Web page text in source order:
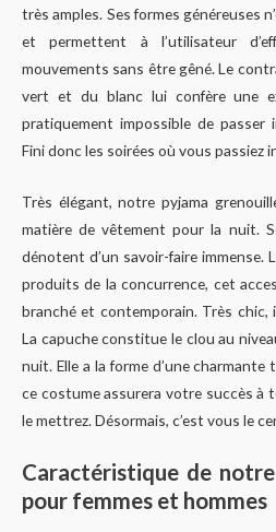
très amples. Ses formes généreuses
et permettent à l’utilisateur
mouvements sans être gêné. Le
vert et du blanc lui confère une
pratiquement impossible de
Fini donc les soirées où vous passiez
Très élégant, notre pyjama
matière de vêtement pour la nuit.
dénotent d’un savoir-faire immense.
produits de la concurrence, cet
branché et contemporain. Très chic,
La capuche constitue le clou au
nuit. Elle a la forme d’une
ce costume assurera votre succès à
le mettrez. Désormais, c’est vous le
Caractéristique de
pour femmes et hommes